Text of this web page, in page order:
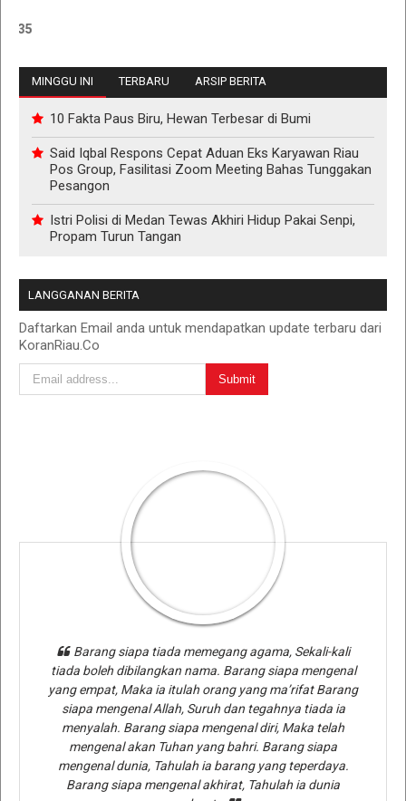
MINGGU INI TERBARU ARSIP BERITA
10 Fakta Paus Biru, Hewan Terbesar di Bumi
Said Iqbal Respons Cepat Aduan Eks Karyawan Riau
Pos Group, Fasilitasi Zoom Meeting Bahas Tunggakan
Pesangon
Istri Polisi di Medan Tewas Akhiri Hidup Pakai Senpi,
Propam Turun Tangan
LANGGANAN BERITA
Daftarkan Email anda untuk mendapatkan update terbaru dari
KoranRiau.Co
Barang siapa tiada memegang agama, Sekali-kali
tiada boleh dibilangkan nama. Barang siapa mengenal
yang empat, Maka ia itulah orang yang ma’rifat Barang
siapa mengenal Allah, Suruh dan tegahnya tiada ia
menyalah. Barang siapa mengenal diri, Maka telah
mengenal akan Tuhan yang bahri. Barang siapa
mengenal dunia, Tahulah ia barang yang teperdaya.
Barang siapa mengenal akhirat, Tahulah ia dunia